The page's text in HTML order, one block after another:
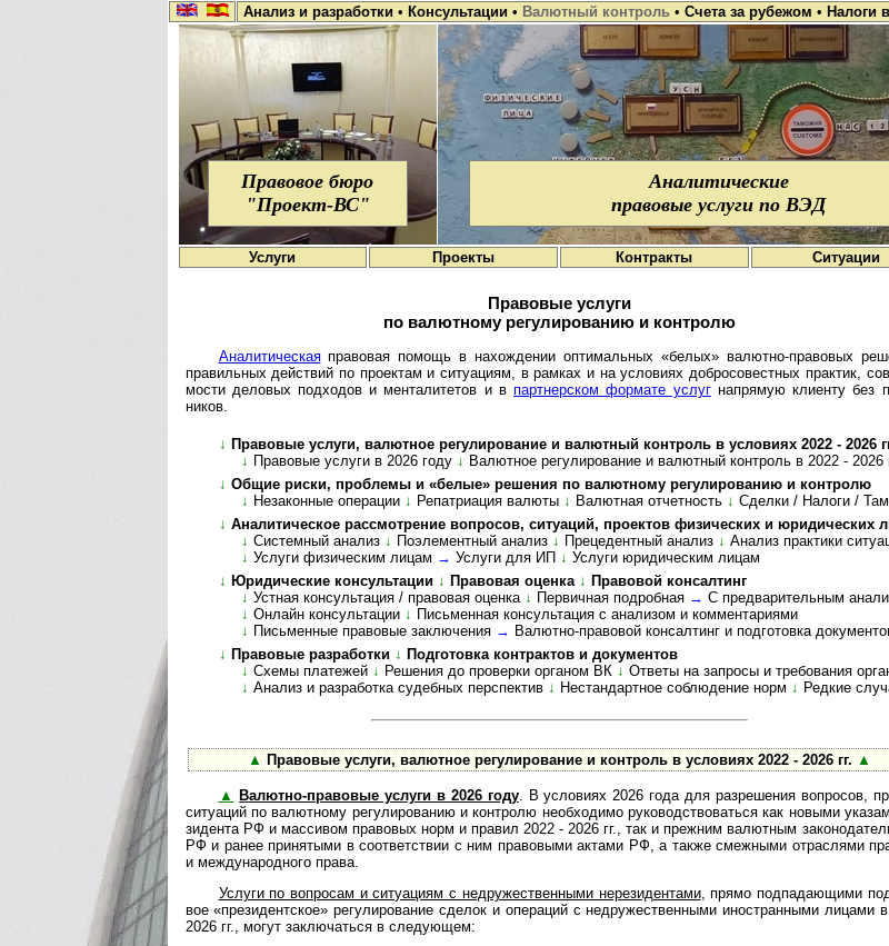
Анализ и разработки • Консультации • Валютный контроль • Счета за рубежом • Налоги
Правовое бюро
"Проект-ВС"
Аналитические
правовые услуги по ВЭД
Услуги Проекты Контракты Ситуации
Правовые услуги
по валютному регулированию и контролю
Ана­ли­ти­че­с­каяпра­во­вая по­мощь в на­хо­ж­де­нии оп­ти­ма­ль­ных «бе­лых» ва­лют­но-­пра­во­вых
пра­ви­ль­ных дей­ст­вий по про­е­к­там и си­ту­а­ци­ям, в рам­ках и на усло­ви­ях доб­ро­со­вест­ных прак­тик,
мо­сти дело­вых под­хо­дов и мен­та­ли­те­тов и впарт­не­р­с­ком фор­мате услугна­пря­мую кли­енту без
ников.
↓ Пра­во­вые услуги, валютное ре­гу­ли­ро­ва­ние и валютный конт­роль в усло­виях 2022 - 2026
↓ Правовые услуги в 2026 году ↓ Валютное ре­гу­ли­ро­ва­ние и валютный конт­роль в 2022 - 2026
↓ Общие риски, проблемы и «белые» решения по валютному ре­гу­ли­ро­ва­нию и конт­ролю
↓ Незаконные операции ↓ Репатриация валюты ↓ Валютная отчетность ↓ Сделки / Налоги /
↓ Аналитическое рассмотрение вопросов, ситу­а­ций, про­ек­тов физи­чес­ких и юри­ди­чес­ких
↓ Системный анализ ↓ Поэле­мент­ный ана­лиз ↓ Преце­дент­ный ана­лиз ↓ Ана­лиз прак­тики
↓ Услуги физическим лицам → Услуги для ИП ↓ Услуги юри­ди­чес­ким лицам
↓ Юридические консультации ↓ Правовая оценка ↓ Правовой консалтинг
↓ Устная консультация / правовая оценка ↓ Первичная подробная → С пред­ва­ри­тель­ным
↓ Онлайн консультации ↓ Письменная консультация с анализом и комментариями
↓ Пись­мен­ные право­вые заклю­чения → Валютно-­право­вой консал­тинг и подго­товка
↓ Правовые разработки ↓ Подготовка контрактов и документов
↓ Схемы платежей ↓ Решения до проверки органом ВК ↓ Ответы на запросы и требования
↓ Анализ и разработка судебных перспектив ↓ Нестандартное соблюдение норм ↓ Редкие
▲ Пра­во­вые услуги, валютное ре­гу­ли­ро­ва­ние и конт­роль в усло­виях 2022 - 2026 гг. ▲
▲ Валютно-правовые услуги в 2026 году. В усло­виях 2026 года для разре­шения воп­ро­сов,
ситу­а­ций по валют­ному регу­ли­ро­ва­нию и конт­ролю необ­хо­димо руко­вод­ст­во­ва­ться как новыми
зи­дента РФ и мас­си­вом пра­во­вых норм и пра­вил 2022 - 2026 гг., так и преж­ним валют­ным
РФ и ранее при­ня­тыми в соот­вет­ст­вии с ним пра­во­выми актами РФ, а также смеж­ными отра­с­лями
и меж­ду­на­род­ного права.
Услуги по вопросам и ситуациям с недру­жест­вен­ными нере­зи­ден­тами, прямо под­пада­ю­щими
вое «пре­зи­дент­ское» регу­ли­ро­вание сде­лок и опе­ра­ций с недру­жест­вен­ными ино­ст­ран­ными лицами
2026 гг., могут заклю­ча­ться в сле­дующем: